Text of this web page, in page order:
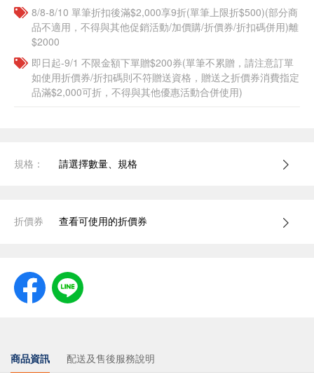
8/8-8/10 單筆折扣後滿$2,000享9折(單筆上限折$500)(部分商
品不適用，不得與其他促銷活動/加價購/折價券/折扣碼併用)離
$2000
即日起-9/1 不限金額下單贈$200券(單筆不累贈，請注意訂單
如使用折價券/折扣碼則不符贈送資格，贈送之折價券消費指定
品滿$2,000可折，不得與其他優惠活動合併使用)
規格： 請選擇數量、規格
折價券 查看可使用的折價券
商品資訊 配送及售後服務說明